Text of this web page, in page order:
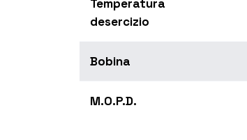
Temperatura
desercizio
Bobina
M.O.P.D.